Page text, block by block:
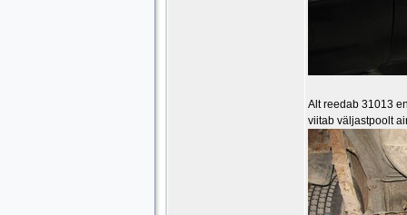
Alt reedab 31013
viitab väljastpoolt